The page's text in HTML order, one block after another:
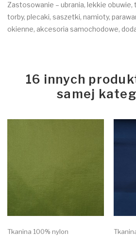
Zastosowanie – ubrania, lekkie obuwie,
torby, plecaki, saszetki, namioty,
okienne, akcesoria samochodowe,
16 innych
samej
Tkanina 100% nylon